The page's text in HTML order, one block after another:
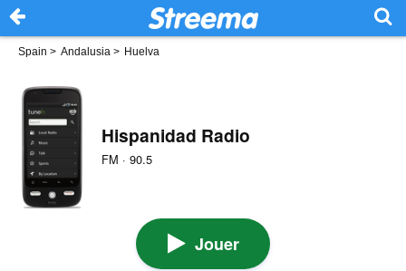
Spain > Andalusia > Huelva
Hispanidad Radio
FM · 90.5
Jouer